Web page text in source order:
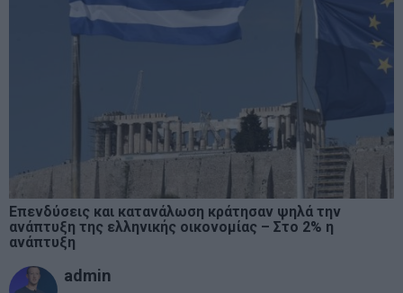
Επενδύσεις και κατανάλωση κράτησαν ψηλά την
ανάπτυξη της ελληνικής οικονομίας – Στο 2% η
ανάπτυξη
admin